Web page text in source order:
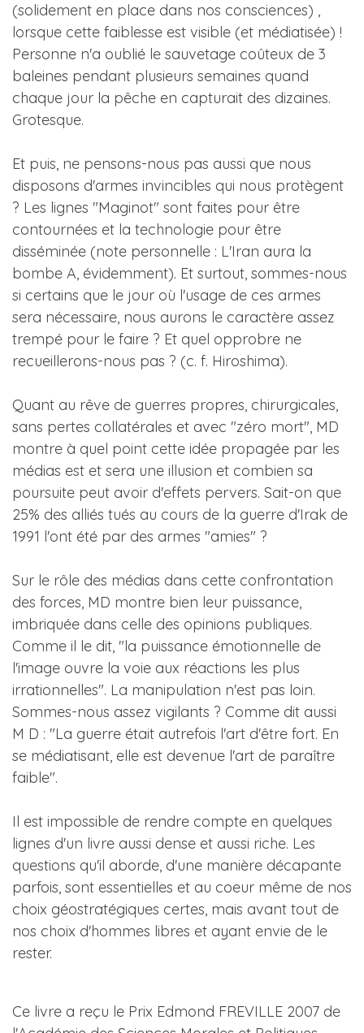
(solidement en place dans nos consciences) ,
lorsque cette faiblesse est visible (et médiatisée) !
Personne n'a oublié le sauvetage coûteux de 3
baleines pendant plusieurs semaines quand
chaque jour la pêche en capturait des dizaines.
Grotesque.
Et puis, ne pensons-nous pas aussi que nous
disposons d'armes invincibles qui nous protègent
? Les lignes "Maginot" sont faites pour être
contournées et la technologie pour être
disséminée (note personnelle : L'Iran aura la
bombe A, évidemment). Et surtout, sommes-nous
si certains que le jour où l'usage de ces armes
sera nécessaire, nous aurons le caractère assez
trempé pour le faire ? Et quel opprobre ne
recueillerons-nous pas ? (c. f. Hiroshima).
Quant au rêve de guerres propres, chirurgicales,
sans pertes collatérales et avec "zéro mort", MD
montre à quel point cette idée propagée par les
médias est et sera une illusion et combien sa
poursuite peut avoir d'effets pervers. Sait-on que
25% des alliés tués au cours de la guerre d'Irak de
1991 l'ont été par des armes "amies" ?
Sur le rôle des médias dans cette confrontation
des forces, MD montre bien leur puissance,
imbriquée dans celle des opinions publiques.
Comme il le dit, "la puissance émotionnelle de
l'image ouvre la voie aux réactions les plus
irrationnelles". La manipulation n'est pas loin.
Sommes-nous assez vigilants ? Comme dit aussi
M D : "La guerre était autrefois l'art d'être fort. En
se médiatisant, elle est devenue l'art de paraître
faible".
Il est impossible de rendre compte en quelques
lignes d'un livre aussi dense et aussi riche. Les
questions qu'il aborde, d'une manière décapante
parfois, sont essentielles et au coeur même de nos
choix géostratégiques certes, mais avant tout de
nos choix d'hommes libres et ayant envie de le
rester.
Ce livre a reçu le Prix Edmond FREVILLE 2007 de